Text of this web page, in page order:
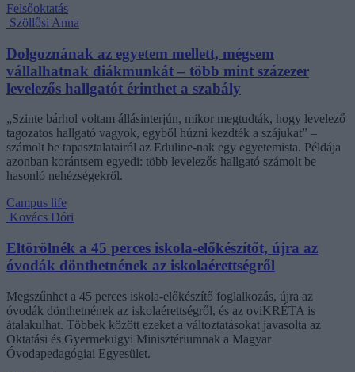
Felsőoktatás
Szöllősi Anna
Dolgoznának az egyetem mellett, mégsem
vállalhatnak diákmunkát – több mint százezer
levelezős hallgatót érinthet a szabály
„Szinte bárhol voltam állásinterjún, mikor megtudták, hogy levelező
tagozatos hallgató vagyok, egyből húzni kezdték a szájukat” –
számolt be tapasztalatairól az Eduline-nak egy egyetemista. Példája
azonban korántsem egyedi: több levelezős hallgató számolt be
hasonló nehézségekről.
Campus life
Kovács Dóri
Eltörölnék a 45 perces iskola-előkészítőt, újra az
óvodák dönthetnének az iskolaérettségről
Megszűnhet a 45 perces iskola-előkészítő foglalkozás, újra az
óvodák dönthetnének az iskolaérettségről, és az oviKRÉTA is
átalakulhat. Többek között ezeket a változtatásokat javasolta az
Oktatási és Gyermekügyi Minisztériumnak a Magyar
Óvodapedagógiai Egyesület.